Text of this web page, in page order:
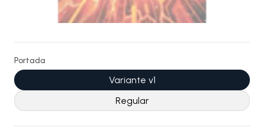
Portada
Variante v1
Regular